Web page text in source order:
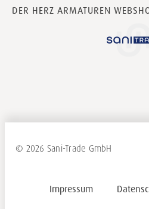
DER HERZ ARMATUREN
© 2026 Sani-Trade GmbH
Impressum